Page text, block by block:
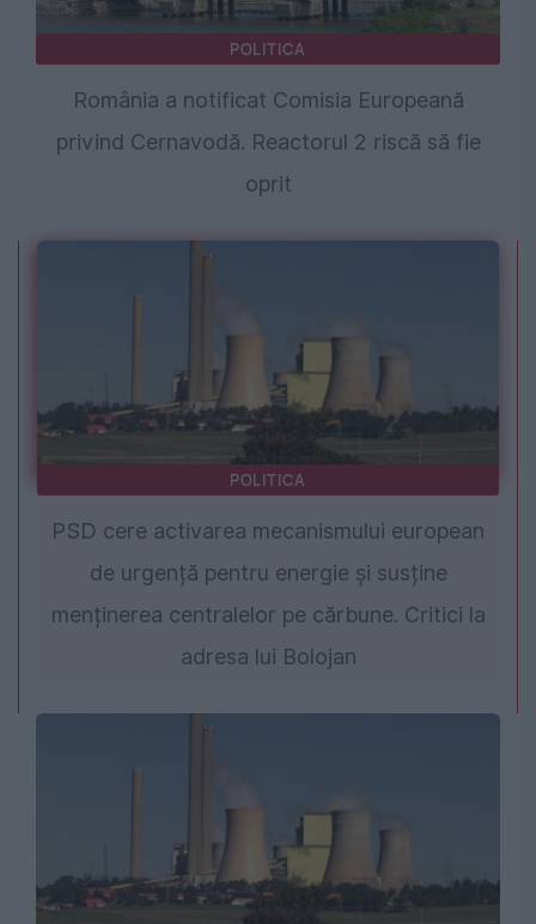
POLITICA
România a notificat Comisia Europeană
privind Cernavodă. Reactorul 2 riscă să fie
oprit
POLITICA
PSD cere activarea mecanismului european
de urgență pentru energie și susține
menținerea centralelor pe cărbune. Critici la
adresa lui Bolojan